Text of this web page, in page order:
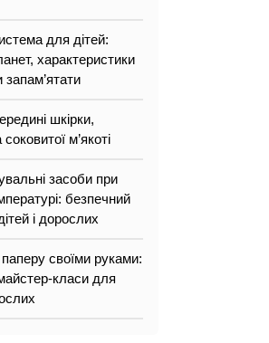
для дітей:
характеристики
шкірки,
соковитої м’якоті
засоби при
безпечний
і дорослих
своїми руками:
класи для